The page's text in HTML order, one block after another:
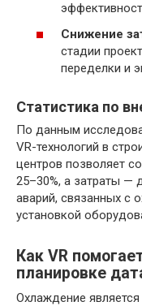
Снижение
стадии
переделки и
Статистика по
По данным
VR-технологий в
центров позволяет
25–30%, а затраты —
аварий, связанных с
установкой
Как VR
планировке
Охлаждение